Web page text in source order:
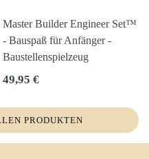
Master Builder Engineer Set™
- Bauspaß für Anfänger -
Baustellenspielzeug
Normaler
49,95 €
PRODUKTEN